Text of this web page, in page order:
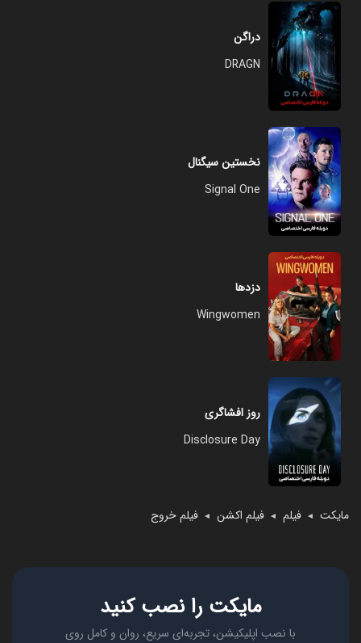
مایکت ◄ فیلم ◄ فیلم اکشن ◄ فیلم خروج
دراگن
DRAGN
نخستین سیگنال
Signal One
دزدها
Wingwomen
روز افشاگری
Disclosure Day
مایکت را نصب کنید
با نصب اپلیکیشن، تجربه‌ای سریع، روان و کامل روی